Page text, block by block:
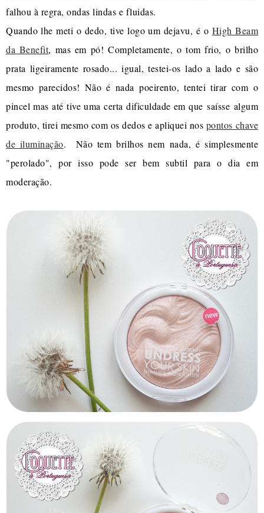
falhou à regra, ondas lindas e fluidas.
Quando lhe meti o dedo, tive logo um dejavu, é o High Beam
da Benefit, mas em pó! Completamente, o tom frio, o brilho
prata ligeiramente rosado... igual, testei-os lado a lado e são
mesmo parecidos! Não é nada poeirento, tentei tirar com o
pincel mas até tive uma certa dificuldade em que saísse algum
produto, tirei mesmo com os dedos e apliquei nos pontos chave
de iluminação. Não tem brilhos nem nada, é simplesmente
"perolado", por isso pode ser bem subtil para o dia em
moderação.